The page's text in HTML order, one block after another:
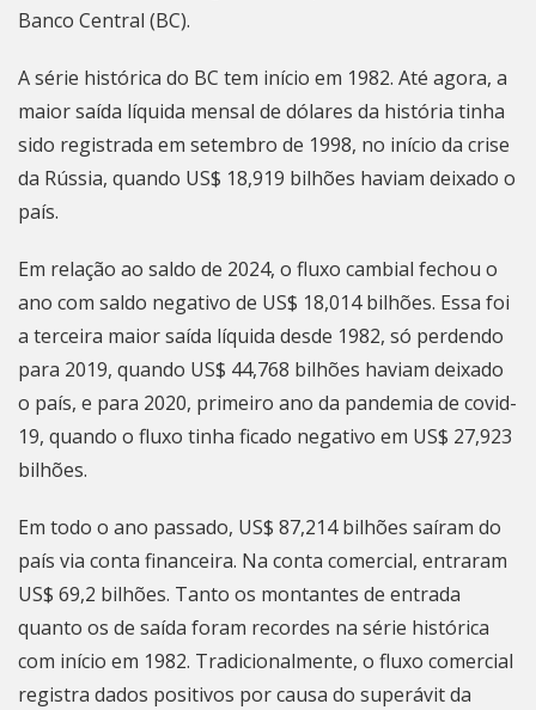
Banco Central (BC).
A série histórica do BC tem início em 1982. Até agora, a
maior saída líquida mensal de dólares da história tinha
sido registrada em setembro de 1998, no início da crise
da Rússia, quando US$ 18,919 bilhões haviam deixado o
país.
Em relação ao saldo de 2024, o fluxo cambial fechou o
ano com saldo negativo de US$ 18,014 bilhões. Essa foi
a terceira maior saída líquida desde 1982, só perdendo
para 2019, quando US$ 44,768 bilhões haviam deixado
o país, e para 2020, primeiro ano da pandemia de covid-
19, quando o fluxo tinha ficado negativo em US$ 27,923
bilhões.
Em todo o ano passado, US$ 87,214 bilhões saíram do
país via conta financeira. Na conta comercial, entraram
US$ 69,2 bilhões. Tanto os montantes de entrada
quanto os de saída foram recordes na série histórica
com início em 1982. Tradicionalmente, o fluxo comercial
registra dados positivos por causa do superávit da